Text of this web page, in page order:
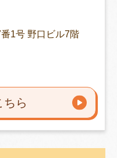
1号 野口ビル7階
ちら